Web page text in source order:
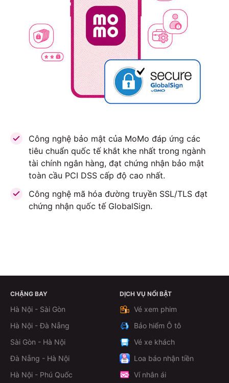
Công nghệ bảo mật của MoMo đáp ứng các
tiêu chuẩn quốc tế khắt khe nhất trong ngành
tài chính ngân hàng, đạt chứng nhận bảo mật
toàn cầu PCI DSS cấp độ cao nhất.
Công nghệ mã hóa đường truyền SSL/TLS đạt
chứng nhận quốc tế GlobalSign.
ĐẶT VÉ NGAY
CHẶNG BAY
Hà Nội - Sài Gòn
Hà Nội - Đà Nẵng
Sài Gòn - Hà Nội
Đà Nẵng - Hà Nội
Hà Nội - Phú Quốc
DỊCH VỤ NỔI BẬT
Vé xem phim
Bảo hiểm Ô tô
Vé xe khách
Loa báo nhận tiền
Ví nhân ái